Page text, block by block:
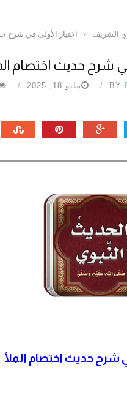
الشريف ›
اختيار الأولى في شرح
في شرح حديث اختصام
BY مايو 18, 2025
شرح حديث اختصام الملأ